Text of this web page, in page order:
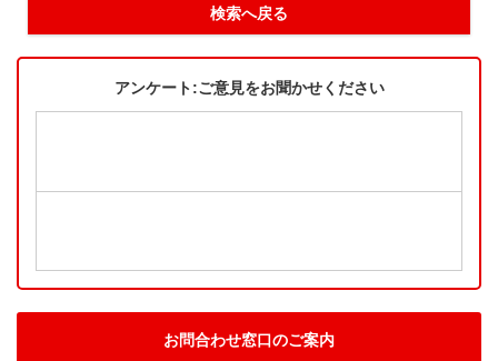
検索へ戻る
アンケート:ご意見をお聞かせください
お問合わせ窓口のご案内